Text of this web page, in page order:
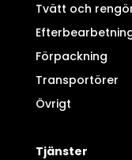
Tvätt och
Förpackning
Transportörer
Övrigt
Tjänster